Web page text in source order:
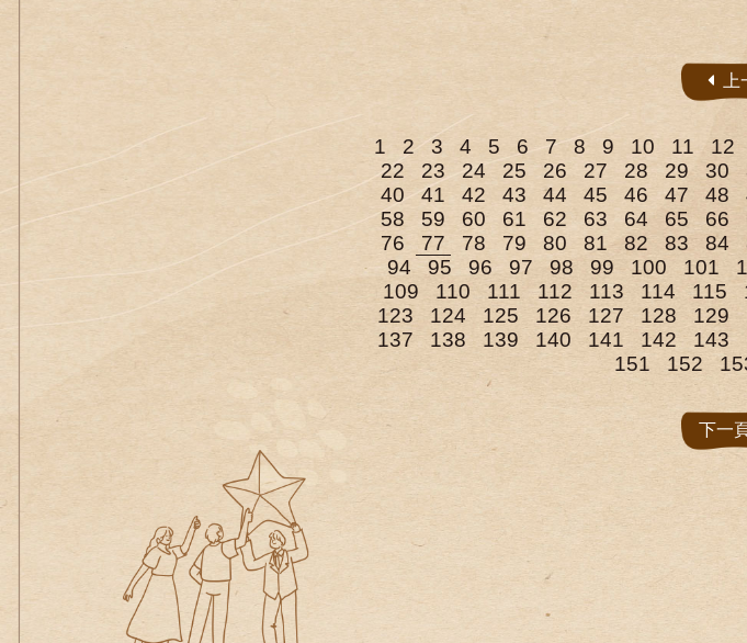
1 2 3 4 5 6 7 8 9 10 11 12
22
23 24 25 26 27 28 29 30
40
41 42 43 44 45 46 47 48
58
59 60 61 62 63 64 65 66
76
77 78 79 80 81 82 83 84
94
95 96 97 98 99 100 101
109
110 111 112 113 114 115
123
124 125 126 127 128 129
137
138 139 140 141 142 143
151
152
下一